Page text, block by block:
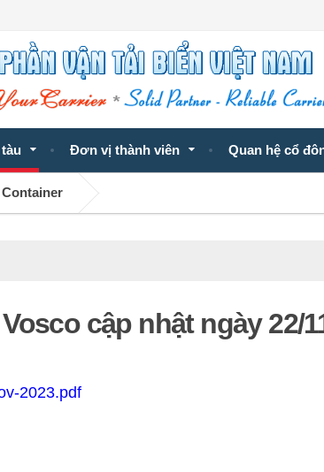
Đơn vị thành viên Quan hệ cổ
Container
cập nhật ngày 22/
2023.pdf